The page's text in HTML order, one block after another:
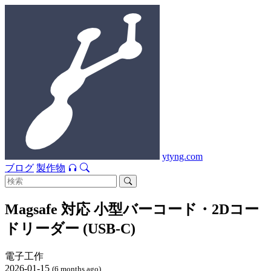
ytyng.com
ブログ 製作物
Magsafe 対応 小型バーコード・2Dコー
ドリーダー (USB-C)
電子工作
2026-01-15 (6 months ago)